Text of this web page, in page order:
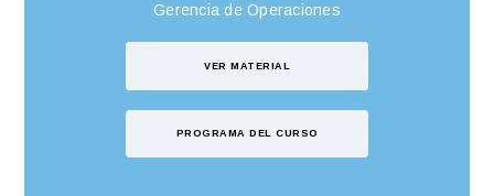
Gerencia de Operaciones
VER MATERIAL
PROGRAMA DEL CURSO